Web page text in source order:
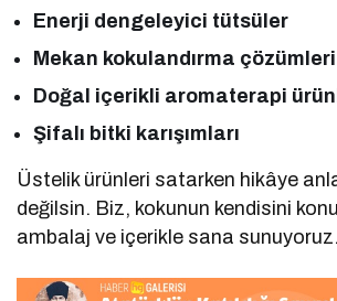
Enerji dengeleyici tütsüler
Mekan kokulandırma çözümleri
Doğal içerikli aromaterapi
Şifalı bitki karışımları
Üstelik ürünleri satarken hikâye
değilsin. Biz, kokunun kendisini
ambalaj ve içerikle sana sunuyoruz.